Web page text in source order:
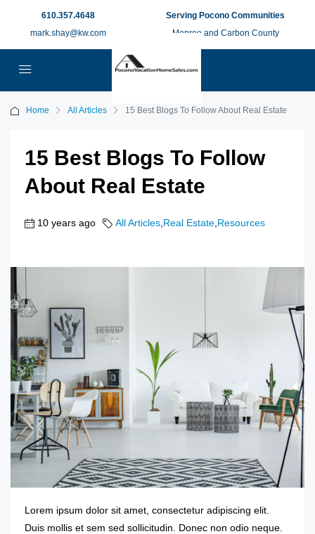
610.357.4648
mark.shay@kw.com
Serving Pocono Communities
Monroe and Carbon County
Home All Articles 15 Best Blogs To Follow About Real Estate
15 Best Blogs To Follow
About Real Estate
10 years ago All Articles Real Estate Resources
Lorem ipsum dolor sit amet, consectetur adipiscing elit.
Duis mollis et sem sed sollicitudin. Donec non odio neque.